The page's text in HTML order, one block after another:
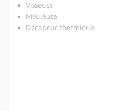
Visseuse
Meuleuse
Décapeur thermique